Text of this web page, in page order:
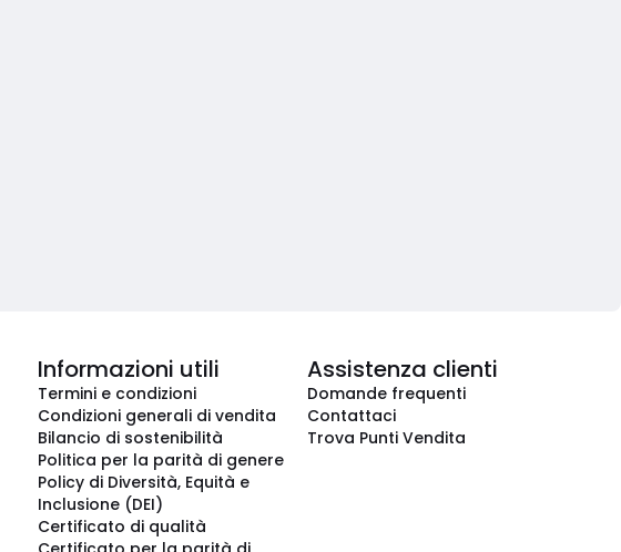
Informazioni utili
Termini e condizioni
Condizioni generali di vendita
Bilancio di sostenibilità
Politica per la parità di genere
Policy di Diversità, Equità e
Inclusione (DEI)
Certificato di qualità
Assistenza clienti
Domande frequenti
Contattaci
Trova Punti Vendita